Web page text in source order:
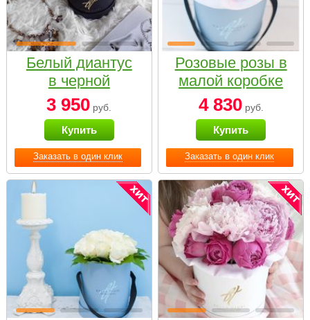
Заказать в один клик
Белый диантус
в черной
коробке Small
3 950 руб.
Купить
Заказать в один клик
Розовые розы в
малой коробке
4 830руб.
Купить